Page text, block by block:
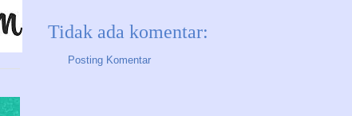
Tidak ada komentar:
Posting Komentar